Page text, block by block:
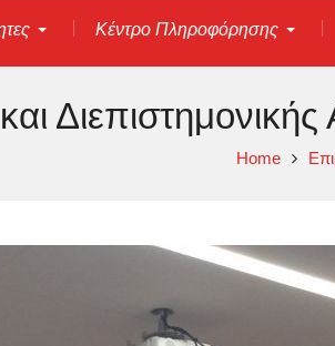
Κέντρο Πληροφόρησης
Home